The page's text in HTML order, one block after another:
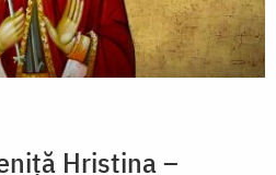
Hristina –